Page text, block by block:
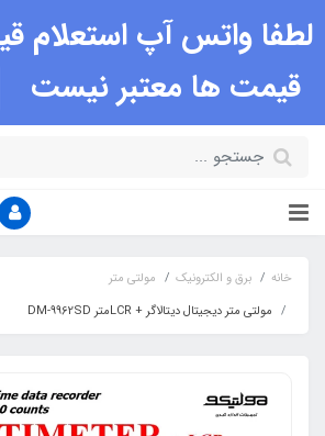
لطفا واتس آپ استعلام
قیمت ها معتبر نیست
خانه برق و الکترونیک
مولتی متر
مولتی متر دیجیتال دیتالاگر + LCRمتر DM-9962SD